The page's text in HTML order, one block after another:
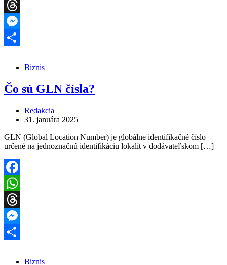
WhatsApp
Threads
Messenger
Biznis
Čo sú GLN čísla?
Redakcia
31. januára 2025
GLN (Global Location Number) je globálne identifikačné číslo
určené na jednoznačnú identifikáciu lokalít v dodávateľskom […]
Facebook
WhatsApp
Threads
Messenger
Biznis